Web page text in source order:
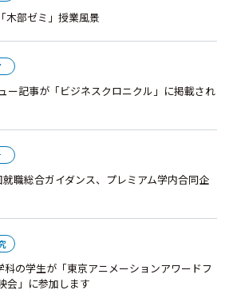
木部ゼミ」授業風景
ー記事が「ビジネスクロニクル」に掲載され
就職総合ガイダンス、プレミアム学内合同企
の学生が「東京アニメーションアワードフ
会」に参加します